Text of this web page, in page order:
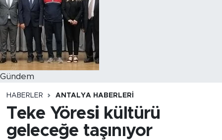
Gündem
HABERLER ANTALYA HABERLERI
Teke Yöresi kültürü
geleceğe taşınıyor
Sağlık
Spor
Turizm